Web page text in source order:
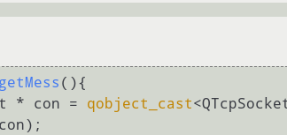
(){
* con =
qobject_cast